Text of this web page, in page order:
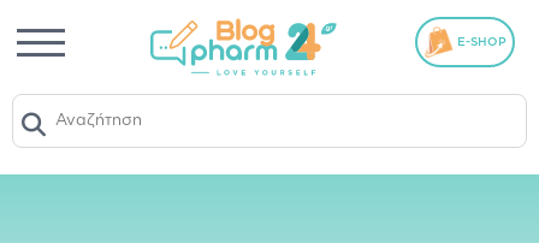
E-SHOP